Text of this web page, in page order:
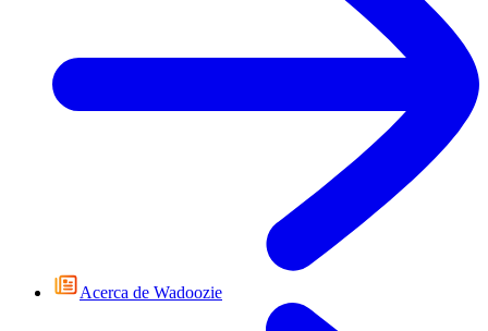
Acerca de Wadoozie